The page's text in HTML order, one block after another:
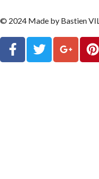
© 2024 Made by Bastien